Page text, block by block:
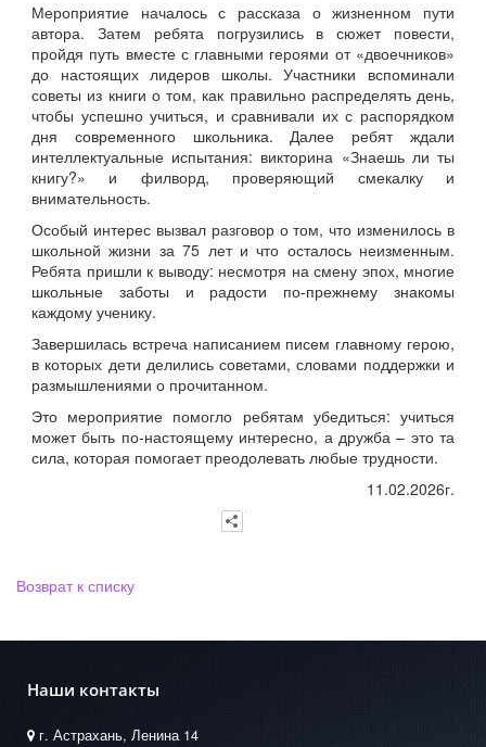
Мероприятие началось с рассказа о жизненном пути
автора. Затем ребята погрузились в сюжет повести,
пройдя путь вместе с главными героями от «двоечников»
до настоящих лидеров школы. Участники вспоминали
советы из книги о том, как правильно распределять день,
чтобы успешно учиться, и сравнивали их с распорядком
дня современного школьника. Далее ребят ждали
интеллектуальные испытания: викторина «Знаешь ли ты
книгу?» и филворд, проверяющий смекалку и
внимательность.
Особый интерес вызвал разговор о том, что изменилось в
школьной жизни за 75 лет и что осталось неизменным.
Ребята пришли к выводу: несмотря на смену эпох, многие
школьные заботы и радости по-прежнему знакомы
каждому ученику.
Завершилась встреча написанием писем главному герою,
в которых дети делились советами, словами поддержки и
размышлениями о прочитанном.
Это мероприятие помогло ребятам убедиться: учиться
может быть по-настоящему интересно, а дружба – это та
сила, которая помогает преодолевать любые трудности.
11.02.2026г.
Возврат к списку
Наши контакты
г. Астрахань, Ленина 14